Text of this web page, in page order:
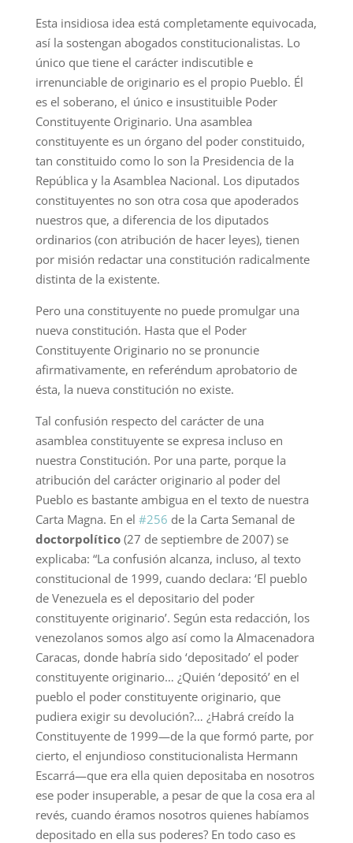
Esta insidiosa idea está completamente equivocada,
así la sostengan abogados constitucionalistas. Lo
único que tiene el carácter indiscutible e
irrenunciable de originario es el propio Pueblo. Él
es el soberano, el único e insustituible Poder
Constituyente Originario. Una asamblea
constituyente es un órgano del poder constituido,
tan constituido como lo son la Presidencia de la
República y la Asamblea Nacional. Los diputados
constituyentes no son otra cosa que apoderados
nuestros que, a diferencia de los diputados
ordinarios (con atribución de hacer leyes), tienen
por misión redactar una constitución radicalmente
distinta de la existente.
Pero una constituyente no puede promulgar una
nueva constitución. Hasta que el Poder
Constituyente Originario no se pronuncie
afirmativamente, en referéndum aprobatorio de
ésta, la nueva constitución no existe.
Tal confusión respecto del carácter de una
asamblea constituyente se expresa incluso en
nuestra Constitución. Por una parte, porque la
atribución del carácter originario al poder del
Pueblo es bastante ambigua en el texto de nuestra
Carta Magna. En el #256 de la Carta Semanal de
doctorpolítico(27 de septiembre de 2007) se
explicaba: “La confusión alcanza, incluso, al texto
constitucional de 1999, cuando declara: ‘El pueblo
de Venezuela es el depositario del poder
constituyente originario’. Según esta redacción, los
venezolanos somos algo así como la Almacenadora
Caracas, donde habría sido ‘depositado’ el poder
constituyente originario… ¿Quién ‘depositó’ en el
pueblo el poder constituyente originario, que
pudiera exigir su devolución?… ¿Habrá creído la
Constituyente de 1999—de la que formó parte, por
cierto, el enjundioso constitucionalista Hermann
Escarrá—que era ella quien depositaba en nosotros
ese poder insuperable, a pesar de que la cosa era al
revés, cuando éramos nosotros quienes habíamos
depositado en ella sus poderes? En todo caso es